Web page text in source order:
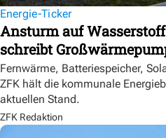
Energie-Ticker
Ansturm auf
schreibt
Fernwärme, Batteriespeicher,
ZFK hält die kommunale
aktuellen Stand.
ZFK Redaktion